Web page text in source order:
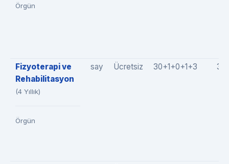
Örgün
Fizyoterapi ve
Rehabilitasyon
(4 Yıllık)
Örgün
say Ücretsiz 30+1+0+1+3